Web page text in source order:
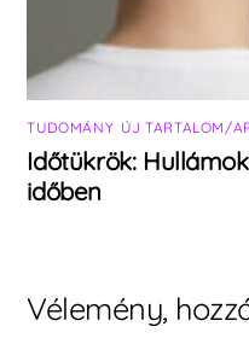
TUDOMÁNY ÚJ TARTALOM/
Időtükrök:
időben
Vélemény,